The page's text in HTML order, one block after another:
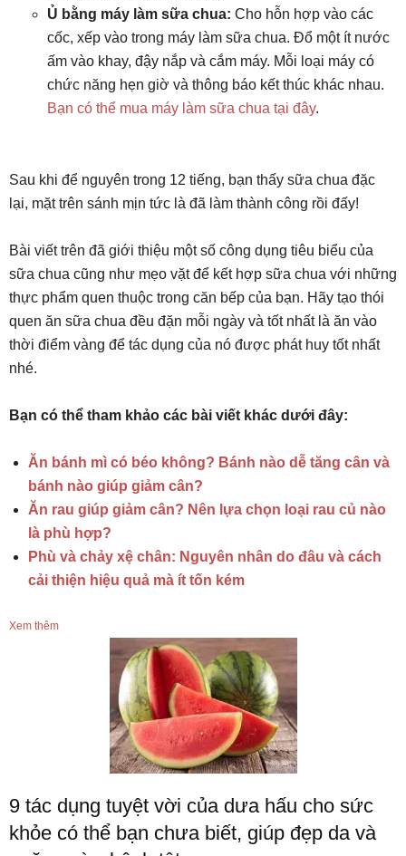
Ủ bằng máy làm sữa chua: Cho hỗn hợp vào các
cốc, xếp vào trong máy làm sữa chua. Đổ một ít nước
ấm vào khay, đậy nắp và cắm máy. Mỗi loại máy có
chức năng hẹn giờ và thông báo kết thúc khác nhau.
Bạn có thể mua máy làm sữa chua tại đây.
Sau khi để nguyên trong 12 tiếng, bạn thấy sữa chua đặc
lại, mặt trên sánh mịn tức là đã làm thành công rồi đấy!
Bài viết trên đã giới thiệu một số công dụng tiêu biểu của
sữa chua cũng như mẹo vặt để kết hợp sữa chua với những
thực phẩm quen thuộc trong căn bếp của bạn. Hãy tạo thói
quen ăn sữa chua đều đặn mỗi ngày và tốt nhất là ăn vào
thời điểm vàng để tác dụng của nó được phát huy tốt nhất
nhé.
Bạn có thể tham khảo các bài viết khác dưới đây:
Ăn bánh mì có béo không? Bánh nào dễ tăng cân và
bánh nào giúp giảm cân?
Ăn rau giúp giảm cân? Nên lựa chọn loại rau củ nào
là phù hợp?
Phù và chảy xệ chân: Nguyên nhân do đâu và cách
cải thiện hiệu quả mà ít tốn kém
Xem thêm
9 tác dụng tuyệt vời của dưa hấu cho sức
khỏe có thể bạn chưa biết, giúp đẹp da và